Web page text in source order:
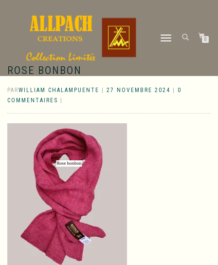
DÉPLIER
0
ROSE BONBON
PARWILLIAM CHALAMPUENTE 27 NOVEMBRE 2024
0
COMMENTAIRES